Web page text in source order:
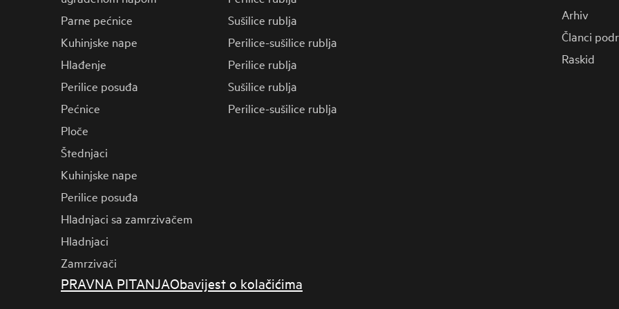
Parne pećnice
Kuhinjske nape
Hlađenje
Perilice posuđa
Pećnice
Ploče
Štednjaci
Kuhinjske nape
Perilice posuđa
Hladnjaci sa zamrzivačem
Hladnjaci
Zamrzivači
Sušilice rublja
Perilice-sušilice rublja
Perilice rublja
Sušilice rublja
Perilice-sušilice rublja
Arhiv
Članci
Raskid
PRAVNA PITANJAObavijest o kolačićima